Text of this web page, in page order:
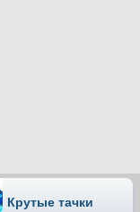
Крутые тачки